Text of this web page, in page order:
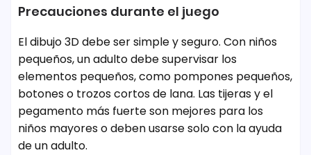
Precauciones durante el juego
El dibujo 3D debe ser simple y seguro. Con niños
pequeños, un adulto debe supervisar los
elementos pequeños, como pompones pequeños,
botones o trozos cortos de lana. Las tijeras y el
pegamento más fuerte son mejores para los
niños mayores o deben usarse solo con la ayuda
de un adulto.